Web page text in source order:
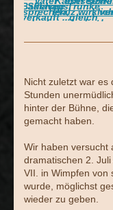
Nicht zuletzt war es
Stunden
hinter der Bühne,
gemacht haben.
Wir haben versucht
dramatischen 2.
VII. in Wimpfen von
wurde, möglichst
wieder zu geben.